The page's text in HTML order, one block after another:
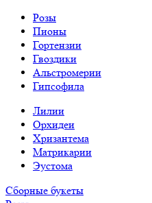
Розы
Пионы
Гортензии
Гвоздики
Альстромерии
Гипсофила
Лилии
Орхидеи
Хризантема
Матрикарии
Эустома
Сборные букеты